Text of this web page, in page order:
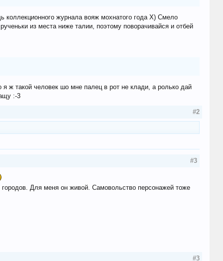
коллекционного журнала вояж мохнатого года Х) Смело
из места ниже талии, поэтому поворачивайся и отбей
ж такой человек шо мне палец в рот не клади, а ролько дай
:-3
#2
#3
Для меня он живой. Самовольство персонажей тоже
#3